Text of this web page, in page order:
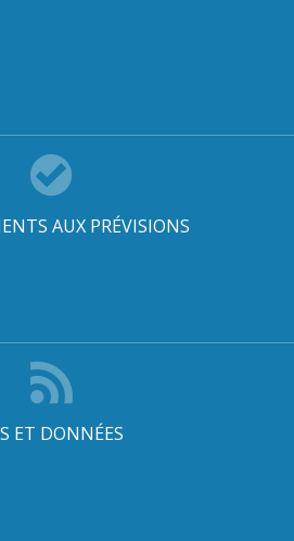
AUX PRÉVISIONS
ET DONNÉES